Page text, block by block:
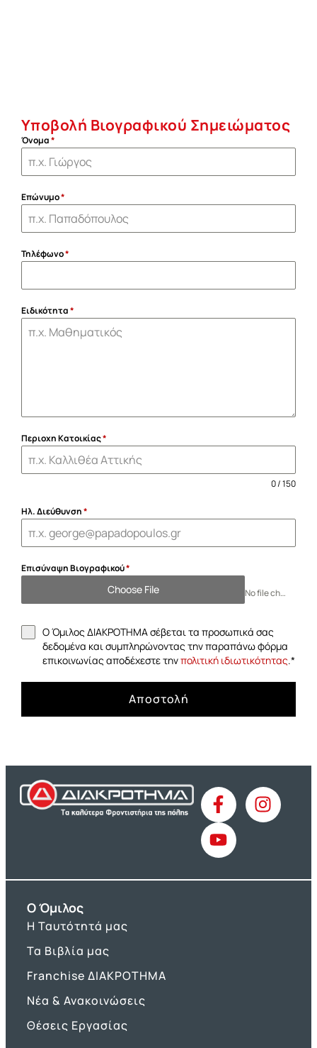
Υποβολή Βιογραφικού Σημειώματος
Όνομα*
Επώνυμο*
Τηλέφωνο*
Ειδικότητα*
Περιοχη Κατοικίας*
0 / 150
Ηλ. Διεύθυνση*
Επισύναψη Βιογραφικού*
Choose File No file chosen
Ο Όμιλος ΔΙΑΚΡΟΤΗΜΑ σέβεται τα προσωπικά σας
δεδομένα και συμπληρώνοντας την παραπάνω φόρμα
επικοινωνίας αποδέχεστε τηνπολιτική ιδιωτικότητας.*
Αποστολή
O Όμιλος
Η Ταυτότητά μας
Τα Βιβλία μας
Franchise ΔΙΑΚΡΟΤΗΜΑ
Νέα & Ανακοινώσεις
Θέσεις Εργασίας